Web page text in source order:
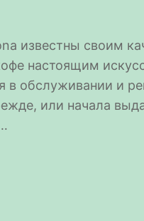
известны своим
настоящим
в обслуживании и
или начала